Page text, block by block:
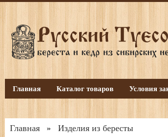
Главная Каталог товаров Условия
Главная » Изделия из бересты